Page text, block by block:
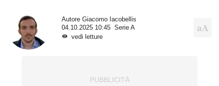
Autore Giacomo Iacobellis
04.10.2025 10:45
Serie A
vedi letture